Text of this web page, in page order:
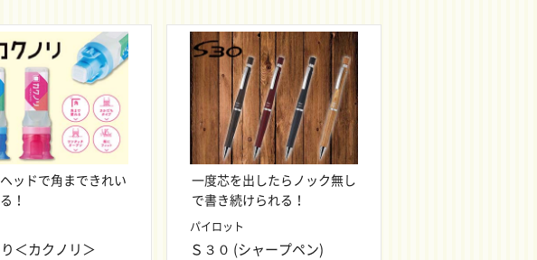
ッドで角まできれい
！
り＜カクノリ＞
一度芯を出したらノック無し
で書き続けられる！
パイロット
Ｓ３０ (シャープペン)